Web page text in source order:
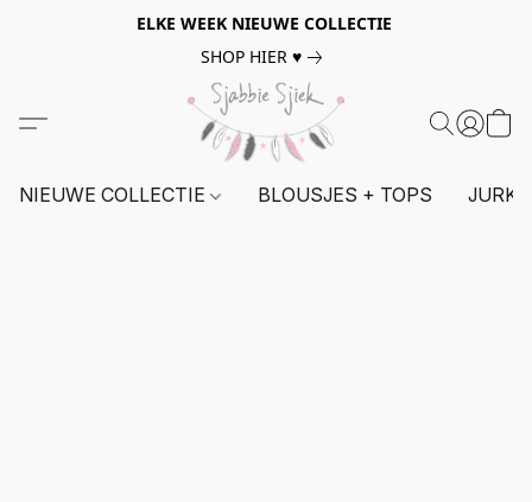
ELKE WEEK NIEUWE COLLECTIE
SHOP HIER ♥
NIEUWE COLLECTIE BLOUSJES + TOPS